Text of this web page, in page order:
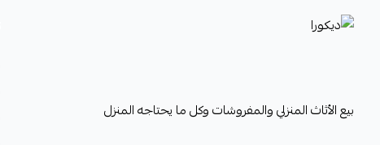
ديكورا
بيع الأثاث المنزلي والمفروشات وكل ما يحتاجه المنزل